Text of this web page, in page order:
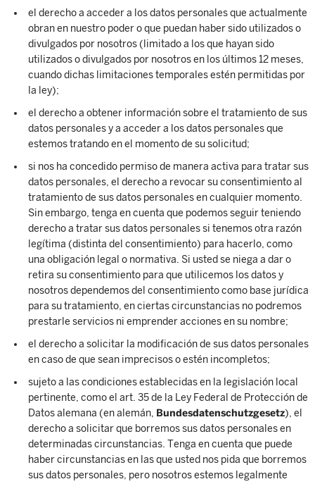
el derecho a acceder a los datos personales que actualmente
obran en nuestro poder o que puedan haber sido utilizados o
divulgados por nosotros (limitado a los que hayan sido
utilizados o divulgados por nosotros en los últimos 12 meses,
cuando dichas limitaciones temporales estén permitidas por
la ley);
el derecho a obtener información sobre el tratamiento de sus
datos personales y a acceder a los datos personales que
estemos tratando en el momento de su solicitud;
si nos ha concedido permiso de manera activa para tratar sus
datos personales, el derecho a revocar su consentimiento al
tratamiento de sus datos personales en cualquier momento.
Sin embargo, tenga en cuenta que podemos seguir teniendo
derecho a tratar sus datos personales si tenemos otra razón
legítima (distinta del consentimiento) para hacerlo, como
una obligación legal o normativa. Si usted se niega a dar o
retira su consentimiento para que utilicemos los datos y
nosotros dependemos del consentimiento como base jurídica
para su tratamiento, en ciertas circunstancias no podremos
prestarle servicios ni emprender acciones en su nombre;
el derecho a solicitar la modificación de sus datos personales
en caso de que sean imprecisos o estén incompletos;
sujeto a las condiciones establecidas en la legislación local
pertinente, como el art. 35 de la Ley Federal de Protección de
Datos alemana (en alemán, Bundesdatenschutzgesetz), el
derecho a solicitar que borremos sus datos personales en
determinadas circunstancias. Tenga en cuenta que puede
haber circunstancias en las que usted nos pida que borremos
sus datos personales, pero nosotros estemos legalmente